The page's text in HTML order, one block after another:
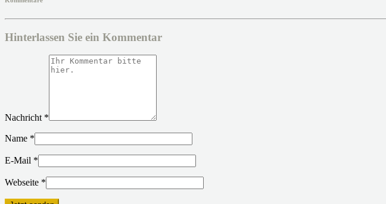
Hinterlassen Sie ein Kommentar
Nachricht *
Name *
E-Mail *
Webseite *